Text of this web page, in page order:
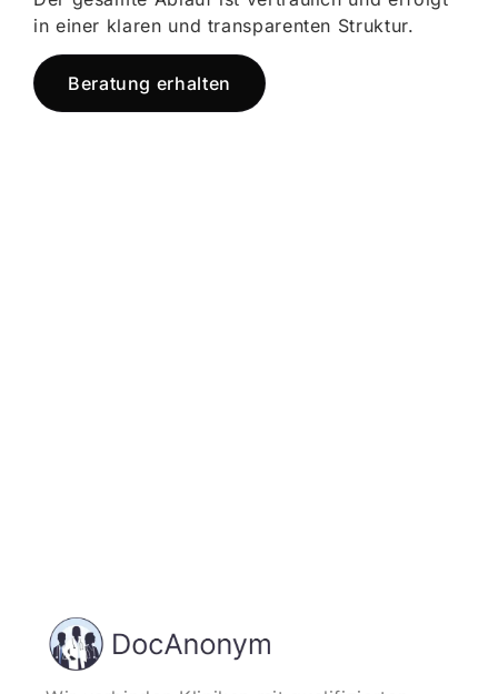
in einer klaren und transparenten Struktur.
Beratung erhalten